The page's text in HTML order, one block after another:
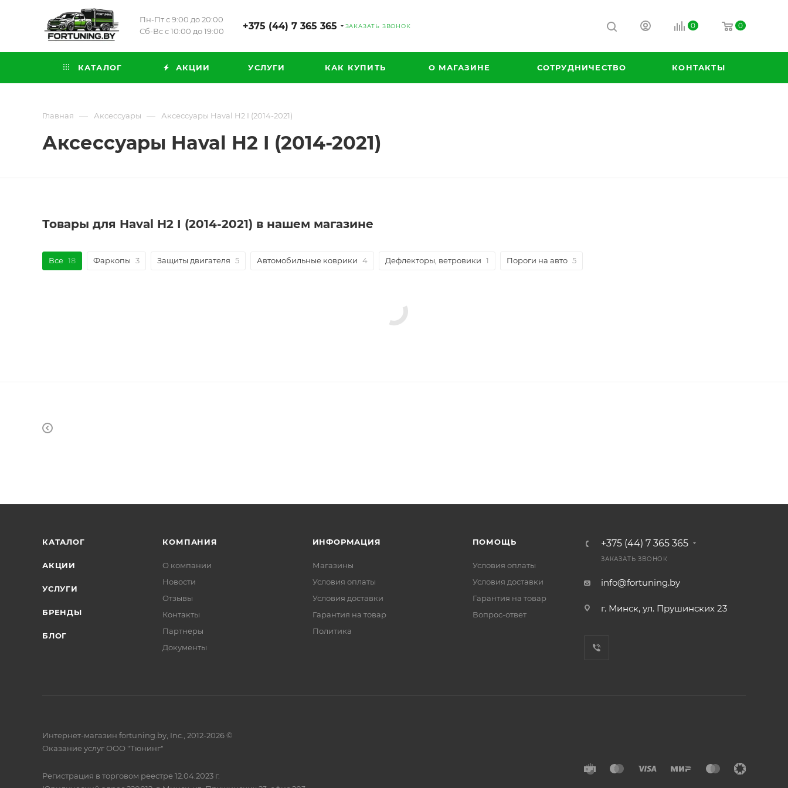
Пн-Пт с 9:00 до 20:00
Сб-Вс с 10:00 до 19:00
+375 (44) 7 365 365 ЗАКАЗАТЬ ЗВОНОК 0 0
КАТАЛОГ АКЦИИ УСЛУГИ КАК КУПИТЬ О МАГАЗИНЕ СОТРУДНИЧЕСТВО КОНТАКТЫ
Главная — Аксессуары — Аксессуары Haval H2 I (2014-2021)
Аксессуары Haval H2 I (2014-2021)
Товары для Haval H2 I (2014-2021) в нашем магазине
Все 18 Фаркопы 3 Защиты двигателя 5 Автомобильные коврики 4 Дефлекторы, ветровики 1 Пороги на авто 5
КАТАЛОГ
АКЦИИ
УСЛУГИ
БРЕНДЫ
БЛОГ
КОМПАНИЯ
О компании
Новости
Отзывы
Контакты
Партнеры
Документы
ИНФОРМАЦИЯ
Магазины
Условия оплаты
Условия доставки
Гарантия на товар
Политика
ПОМОЩЬ
Условия оплаты
Условия доставки
Гарантия на товар
Вопрос-ответ
+375 (44) 7 365 365
ЗАКАЗАТЬ ЗВОНОК
info@fortuning.by
г. Минск, ул. Прушинских 23
Интернет-магазин fortuning.by, Inc., 2012-2026 ©
Оказание услуг ООО "Тюнинг"
Регистрация в торговом реестре 12.04.2023 г.